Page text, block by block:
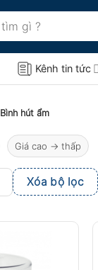
Kênh tin tức
Bình hút ẩm
Giá cao → thấp
Xóa bộ lọc